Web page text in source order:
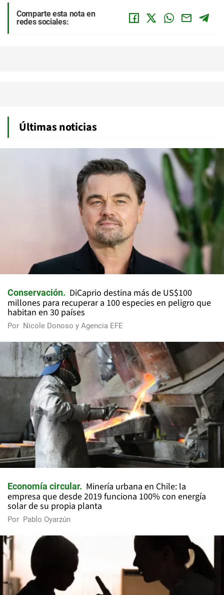
Comparte esta nota en
redes sociales:
Últimas noticias
Conservación
DiCaprio destina más de US$100
millones para recuperar a 100 especies en peligro que
habitan en 30 países
Por Nicole Donoso y Agencia EFE
Economía circular
Minería urbana en Chile: la
empresa que desde 2019 funciona 100% con energía
solar de su propia planta
Por Pablo Oyarzún